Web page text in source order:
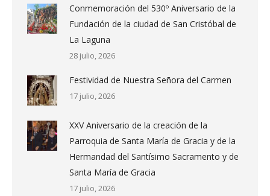
Conmemoración del 530º Aniversario de la
Fundación de la ciudad de San Cristóbal de
La Laguna
28 julio, 2026
Festividad de Nuestra Señora del Carmen
17 julio, 2026
XXV Aniversario de la creación de la
Parroquia de Santa María de Gracia y de la
Hermandad del Santísimo Sacramento y de
Santa María de Gracia
17 julio, 2026